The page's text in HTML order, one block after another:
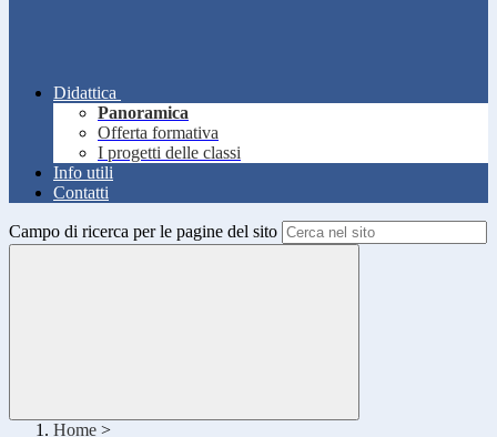
Didattica
Panoramica
Offerta formativa
I progetti delle classi
Info utili
Contatti
Campo di ricerca per le pagine del sito
Home >